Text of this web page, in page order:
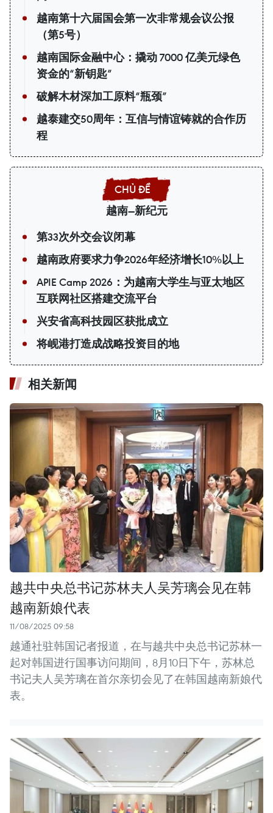
越南第十六届国会第一次非常规会议公报
（第5号）
越南国际金融中心：撬动 7000 亿美元绿色
资金的“新钥匙”
破解木材深加工原料“瓶颈”
越泰建交50周年：互信与情谊铸就的合作历
程
越南—新纪元
第33次外交会议闭幕
越南政府要求力争2026年经济增长10%以上
APIE Camp 2026：为越南大学生与亚太地区
互联网社区搭建交流平台
兴安省高科技园区获批成立
将岘港打造成战略投资目的地
相关新闻
越共中央总书记苏林夫人吴芳璃会见在韩
越南新娘代表
11/08/2025 09:58
越通社驻韩国记者报道，在与越共中央总书记苏林一
起对韩国进行国事访问期间，8月10日下午，苏林总
书记夫人吴芳璃在首尔亲切会见了在韩国越南新娘代
表。